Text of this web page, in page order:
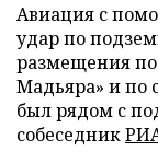
Авиация с
удар по
размещения
Мадьяра» и по
был рядом с
собеседник